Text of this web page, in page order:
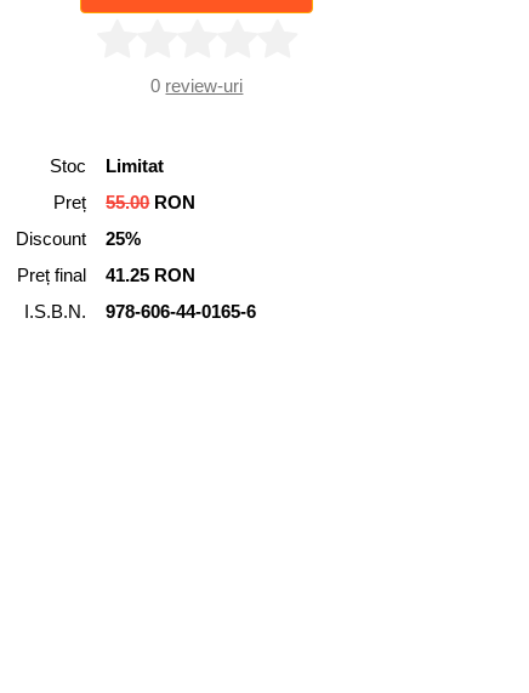
0 review-uri
Stoc
Limitat
Preț
55.00RON
Discount
25%
Preț final
41.25 RON
I.S.B.N.
978-606-44-0165-6